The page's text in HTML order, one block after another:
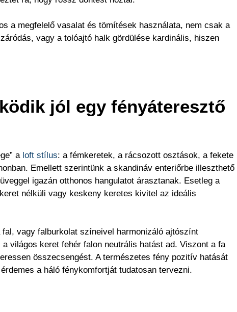
a megfelelő vasalat és tömítések használata, nem csak a
vagy a tolóajtó halk gördülése kardinális, hiszen
jól egy fényáteresztő
a loft stílus: a fémkeretek, a rácsozott osztások, a fekete
Emellett szerintünk a skandináv enteriőrbe illeszthető
igazán otthonos hangulatot árasztanak. Esetleg a
nélküli vagy keskeny keretes kivitel az ideális
vagy falburkolat színeivel harmonizáló ajtószínt
világos keret fehér falon neutrális hatást ad. Viszont a fa
összecsengést. A természetes fény pozitív hatását
a háló fénykomfortját tudatosan tervezni.